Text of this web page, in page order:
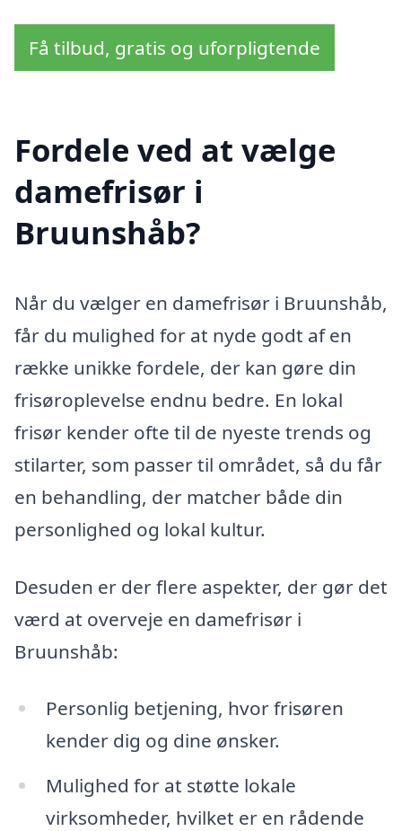
Få tilbud, gratis og uforpligtende
Fordele ved at vælge
damefrisør i
Bruunshåb?
Når du vælger en damefrisør i Bruunshåb,
får du mulighed for at nyde godt af en
række unikke fordele, der kan gøre din
frisøroplevelse endnu bedre. En lokal
frisør kender ofte til de nyeste trends og
stilarter, som passer til området, så du får
en behandling, der matcher både din
personlighed og lokal kultur.
Desuden er der flere aspekter, der gør det
værd at overveje en damefrisør i
Bruunshåb:
Personlig betjening, hvor frisøren
kender dig og dine ønsker.
Mulighed for at støtte lokale
virksomheder, hvilket er en rådende